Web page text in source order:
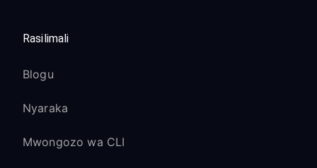
Rasilimali
Blogu
Nyaraka
Mwongozo wa CLI